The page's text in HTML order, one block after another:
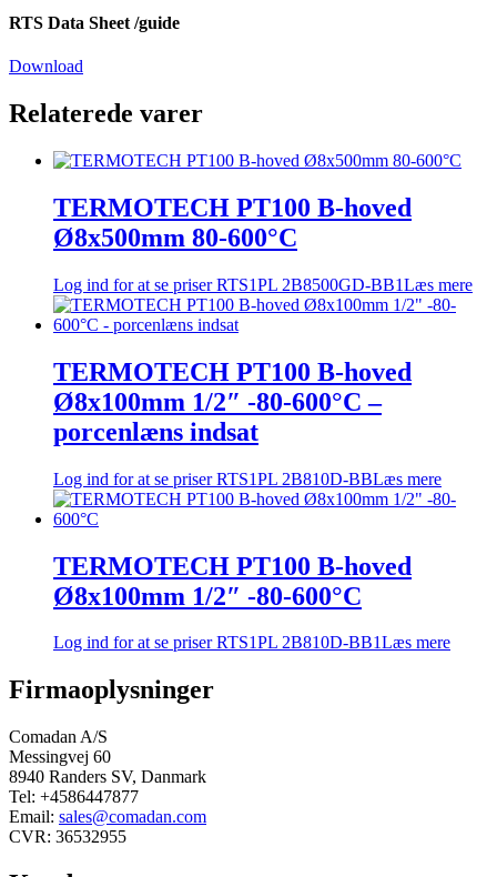
RTS Data Sheet /guide
Download
Relaterede varer
TERMOTECH PT100 B-hoved
Ø8x500mm 80-600°C
Log ind for at se priserRTS1PL 2B8500GD-BB1Læs mere
TERMOTECH PT100 B-hoved
Ø8x100mm 1/2″ -80-600°C –
porcenlæns indsat
Log ind for at se priserRTS1PL 2B810D-BBLæs mere
TERMOTECH PT100 B-hoved
Ø8x100mm 1/2″ -80-600°C
Log ind for at se priserRTS1PL 2B810D-BB1Læs mere
Firmaoplysninger
Comadan A/S
Messingvej 60
8940 Randers SV, Danmark
Tel: +4586447877
Email: sales@comadan.com
CVR: 36532955